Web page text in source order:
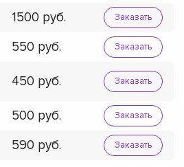
1500 Заказать
550 Заказать
450 Заказать
500 Заказать
590 Заказать